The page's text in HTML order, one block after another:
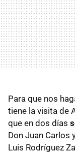
Para que nos
tiene la visita de
que en dos días
Don Juan Carlos
Luis Rodríguez